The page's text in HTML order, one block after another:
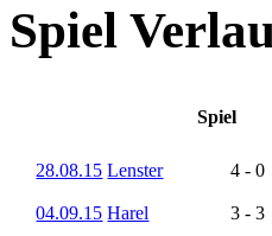
Spiel
Spiel
28.08.15 Lenster 4 - 0
04.09.15 Harel 3 - 3